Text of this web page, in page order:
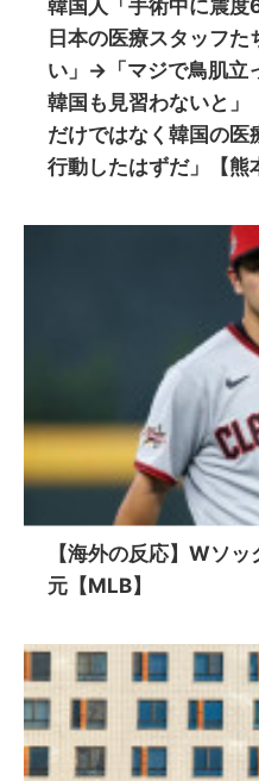
韓国人「手術中に震度
日本の医療スタッフた
い」→「マジで鳥肌立
韓国も見習わないと」
だけではなく韓国の医
行動したはずだ」【熊
【海外の反応】Wソ
元【MLB】